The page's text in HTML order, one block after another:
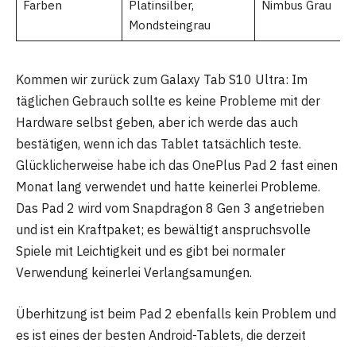
Farben
Platinsilber,
Mondsteingrau
Nimbus Grau
Kommen wir zurück zum Galaxy Tab S10 Ultra: Im
täglichen Gebrauch sollte es keine Probleme mit der
Hardware selbst geben, aber ich werde das auch
bestätigen, wenn ich das Tablet tatsächlich teste.
Glücklicherweise habe ich das OnePlus Pad 2 fast einen
Monat lang verwendet und hatte keinerlei Probleme.
Das Pad 2 wird vom Snapdragon 8 Gen 3 angetrieben
und ist ein Kraftpaket; es bewältigt anspruchsvolle
Spiele mit Leichtigkeit und es gibt bei normaler
Verwendung keinerlei Verlangsamungen.
Überhitzung ist beim Pad 2 ebenfalls kein Problem und
es ist eines der besten Android-Tablets, die derzeit